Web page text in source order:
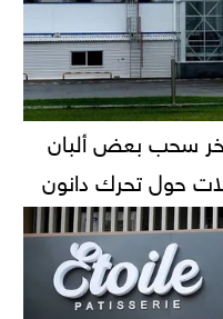
سحب بعض ألبان
حول تحرك دانون